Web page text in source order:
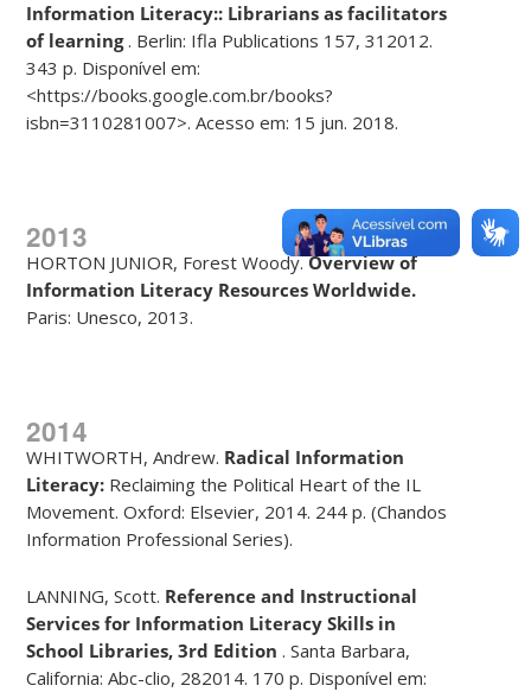
Information Literacy:: Librarians asfacilitators
of learning. Berlin: Ifla Publications 157, 312012.
343 p. Disponível em:
<https://books.google.com.br/books?
isbn=3110281007>. Acesso em: 15 jun. 2018.
2013
HORTON JUNIOR, Forest Woody.Overview of
Information Literacy Resources Worldwide.
Paris: Unesco, 2013.
2014
WHITWORTH, Andrew. Radical Information
Literacy: Reclaiming the Political Heart of the IL
Movement. Oxford: Elsevier, 2014. 244 p. (Chandos
Information Professional Series).
LANNING, Scott. Reference and Instructional
Services for Information Literacy Skills in
School Libraries, 3rd Edition. Santa Barbara,
California: Abc-clio, 282014. 170 p. Disponível em: